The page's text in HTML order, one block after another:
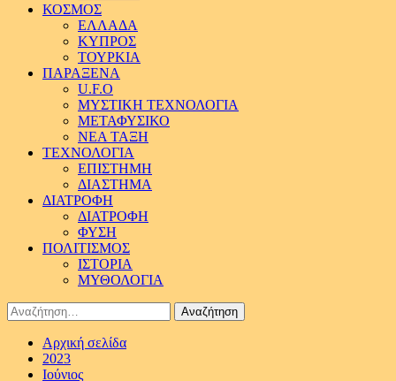
ΚΟΣΜΟΣ
ΕΛΛΑΔΑ
ΚΥΠΡΟΣ
ΤΟΥΡΚΙΑ
ΠΑΡΑΞΕΝΑ
U.F.O
ΜΥΣΤΙΚΗ ΤΕΧΝΟΛΟΓΙΑ
ΜΕΤΑΦΥΣΙΚΟ
ΝΕΑ ΤΑΞΗ
ΤΕΧΝΟΛΟΓΙΑ
ΕΠΙΣΤΗΜΗ
ΔΙΑΣΤΗΜΑ
ΔΙΑΤΡΟΦΗ
ΔΙΑΤΡΟΦΗ
ΦΥΣΗ
ΠΟΛΙΤΙΣΜΟΣ
ΙΣΤΟΡΙΑ
ΜΥΘΟΛΟΓΙΑ
Αναζήτηση
για:
Αρχική σελίδα
2023
Ιούνιος